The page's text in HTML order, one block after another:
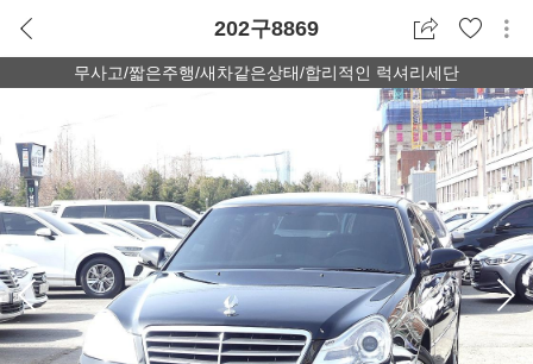
202구8869
무사고/짧은주행/새차같은상태/합리적인 럭셔리세단